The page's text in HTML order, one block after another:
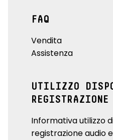
FAQ
Vendita
Assistenza
UTILIZZO
REGISTRAZIONE
Informativa utilizzo
registrazione audio